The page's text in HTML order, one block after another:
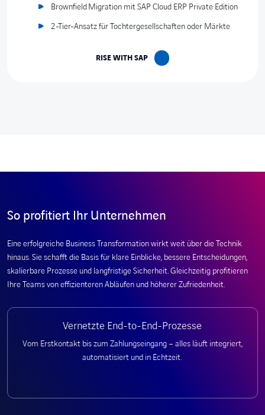
Brownfield Migration mit SAP Cloud ERP Private Edition
2-Tier-Ansatz für Tochtergesellschaften oder Märkte
RISE WITH SAP
So profitiert Ihr Unternehmen
Eine erfolgreiche Business Transformation wirkt weit über die Technik
hinaus. Sie schafft die Basis für klare Einblicke, bessere Entscheidungen,
skalierbare Prozesse und langfristige Sicherheit. Gleichzeitig profitieren
Ihre Teams von effizienteren Abläufen und höherer Zufriedenheit.
Vernetzte End-to-End-Prozesse
Vom Erstkontakt bis zum Zahlungseingang – alles läuft integriert,
automatisiert und in Echtzeit.